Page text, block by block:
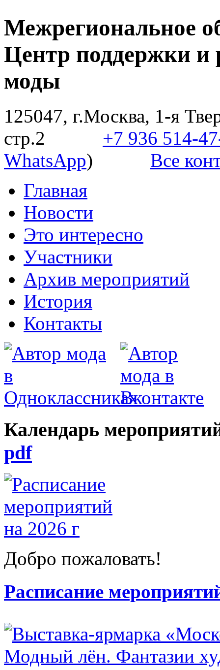
Межрегиональное
Центр поддержки и
моды
125047, г.Москва, 1-я
стр.2 +7 936 514-
WhatsApp) Все
Главная
Новости
Это интересно
Участники
Архив мероприятий
История
Контакты
Календарь
pdf
Добро пожаловать!
Расписание